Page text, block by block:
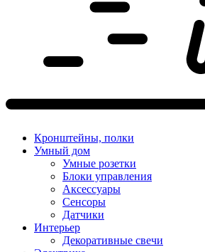
Кронштейны, полки
Умный дом
Умные розетки
Блоки управления
Аксессуары
Сенсоры
Датчики
Интерьер
Декоративные свечи